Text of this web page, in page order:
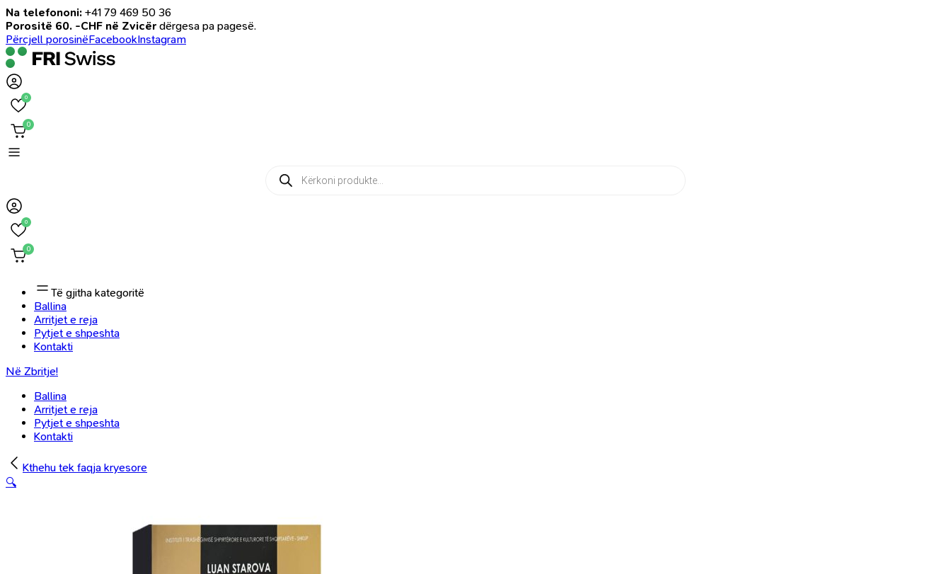
Na telefononi: +41 79 469 50 36
Porositë 60. -CHF në Zvicër dërgesa pa pagesë.
Përcjell porosinëFacebookInstagram
0
0
Products
search
0
0
Të gjitha kategoritë
Ballina
Arritjet e reja
Pytjet e shpeshta
Kontakti
Në Zbritje!
Ballina
Arritjet e reja
Pytjet e shpeshta
Kontakti
Kthehu tek faqja kryesore
🔍